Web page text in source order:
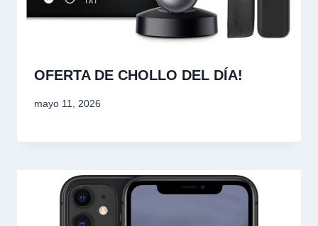
OFERTA DE CHOLLO DEL DÍA!
mayo 11, 2026